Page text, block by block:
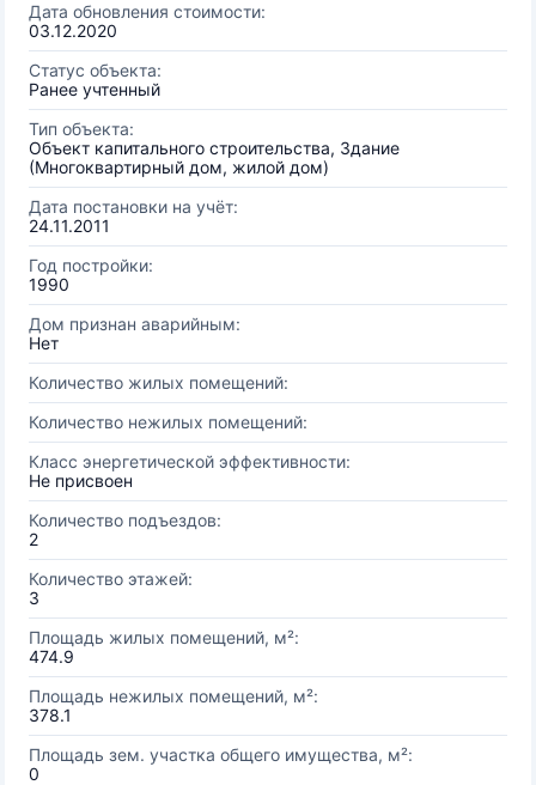
Дата обновления стоимости:
03.12.2020
Статус объекта:
Ранее учтенный
Тип объекта:
Объект капитального строительства, Здание
(Многоквартирный дом, жилой дом)
Дата постановки на учёт:
24.11.2011
Год постройки:
1990
Дом признан аварийным:
Нет
Количество жилых помещений:
Количество нежилых помещений:
Класс энергетической эффективности:
Не присвоен
Количество подъездов:
2
Количество этажей:
3
Площадь жилых помещений, м²:
474.9
Площадь нежилых помещений, м²:
378.1
Площадь зем. участка общего имущества, м²:
0